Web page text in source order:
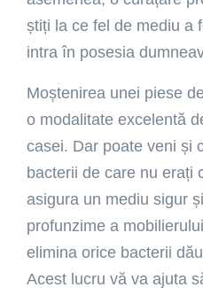
știți la ce fel de mediu a
intra în posesia
Moștenirea unei piese
o modalitate excelentă
casei. Dar poate veni și
bacterii de care nu erați
asigura un mediu sigur
profunzime a
elimina orice bacterii
Acest lucru vă va ajuta